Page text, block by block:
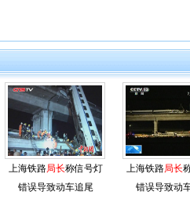
上海铁路局长称信号灯
错误导致动车追尾
上海铁路局长
错误导致动